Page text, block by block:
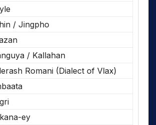
/ Jingpho
/ Kallahan
Romani (Dialect of Vlax)
ey